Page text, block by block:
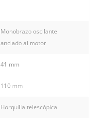
Monobrazo oscilante
anclado al motor
41 mm
110 mm
Horquilla telescópica